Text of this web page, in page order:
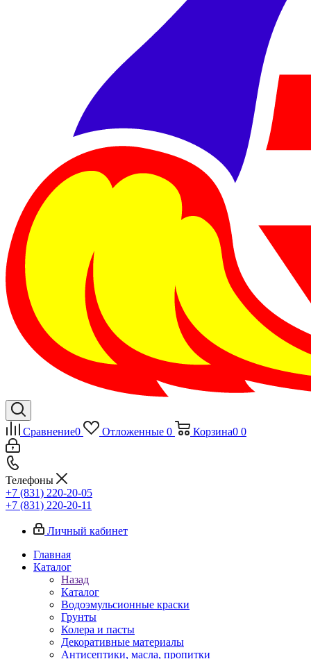
Сравнение0 Отложенные 0 Корзина0 0
Телефоны
+7 (831) 220-20-05
+7 (831) 220-20-11
Личный кабинет
Главная
Каталог
Назад
Каталог
Водоэмульсионные краски
Грунты
Колера и пасты
Декоративные материалы
Антисептики, масла, пропитки